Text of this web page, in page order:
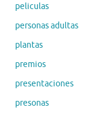
peliculas
personas adultas
plantas
premios
presentaciones
presonas